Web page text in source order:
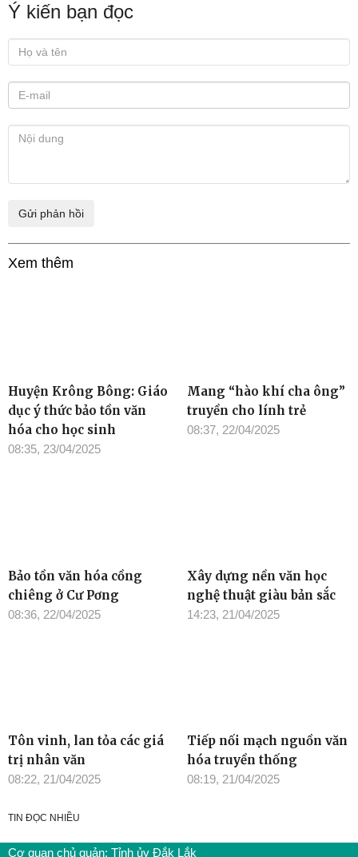
Ý kiến bạn đọc
Xem thêm
Huyện Krông Bông: Giáo
dục ý thức bảo tồn văn
hóa cho học sinh
08:35, 23/04/2025
Mang “hào khí cha ông”
truyền cho lính trẻ
08:37, 22/04/2025
Bảo tồn văn hóa cồng
chiêng ở Cư Pơng
08:36, 22/04/2025
Xây dựng nền văn học
nghệ thuật giàu bản sắc
14:23, 21/04/2025
Tôn vinh, lan tỏa các giá
trị nhân văn
08:22, 21/04/2025
Tiếp nối mạch nguồn văn
hóa truyền thống
08:19, 21/04/2025
TIN ĐỌC NHIỀU
Cơ quan chủ quản: Tỉnh ủy Đắk Lắk